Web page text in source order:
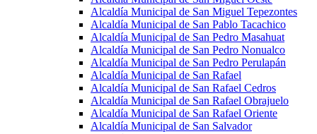
Alcaldía Municipal de San Miguel Tepezontes
Alcaldía Municipal de San Pablo Tacachico
Alcaldía Municipal de San Pedro Masahuat
Alcaldía Municipal de San Pedro Nonualco
Alcaldía Municipal de San Pedro Perulapán
Alcaldía Municipal de San Rafael
Alcaldía Municipal de San Rafael Cedros
Alcaldía Municipal de San Rafael Obrajuelo
Alcaldía Municipal de San Rafael Oriente
Alcaldía Municipal de San Salvador